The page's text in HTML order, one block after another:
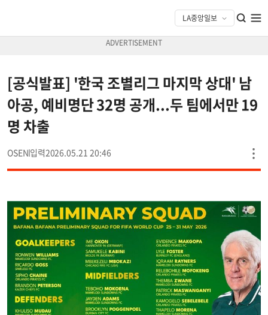
[공식발표] '한국 조별리그 마지막 상대' 남
아공, 예비명단 32명 공개...두 팀에서만 19
명 차출
OSEN 2026.05.21 20:46